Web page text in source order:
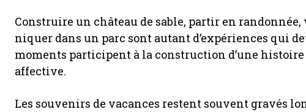
Construire un château de sable, partir en
niquer dans un parc sont autant d’expériences qui
moments participent à la construction d’une
affective.
Les souvenirs de vacances restent souvent gravés